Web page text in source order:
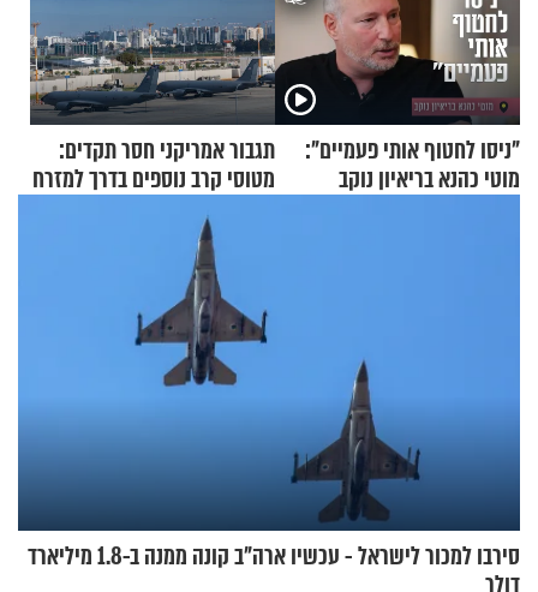
"ניסו לחטוף אותי פעמיים":
מוטי כהנא בריאיון נוקב
תגבור אמריקני חסר תקדים:
מטוסי קרב נוספים בדרך למזרח
סירבו למכור לישראל - עכשיו ארה"ב קונה ממנה ב-1.8 מיליארד